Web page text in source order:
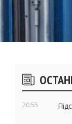
Бічні
віджети
20:55